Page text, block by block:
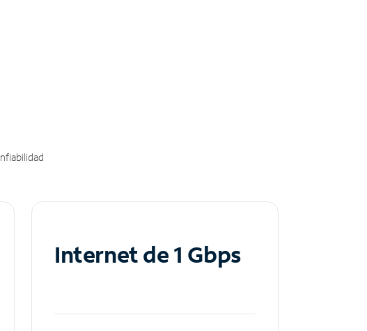
Internet de 1 Gbps